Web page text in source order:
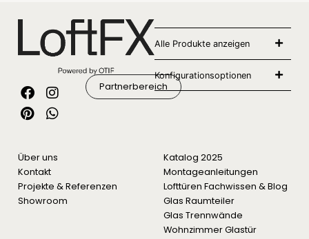
Partnerbereich
Alle Produkte anzeigen
Konfigurationsoptionen
Über uns
Kontakt
Projekte & Referenzen
Showroom
Katalog 2025
Montageanleitungen
Lofttüren Fachwissen & Blog
Glas Raumteiler
Glas Trennwände
Wohnzimmer Glastür